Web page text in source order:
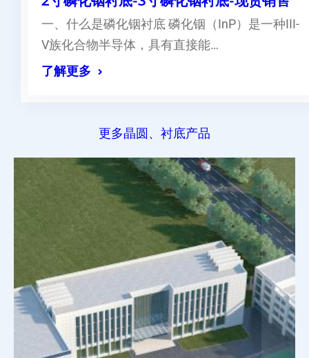
一、什么是磷化铟衬底 磷化铟（InP）是一种III-
V族化合物半导体，具有直接能…
了解更多
更多晶圆、衬底产品